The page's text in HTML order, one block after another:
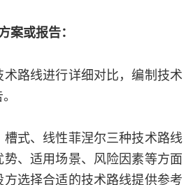
案或报告：
路线进行详细对比，编制技术
式、线性菲涅尔三种技术路线
、适用场景、风险因素等方面
选择合适的技术路线提供参考